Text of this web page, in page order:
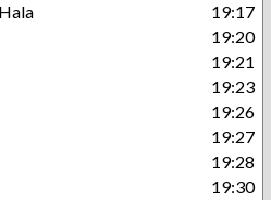
19:17
19:20
19:21
19:23
19:26
19:27
19:28
19:30